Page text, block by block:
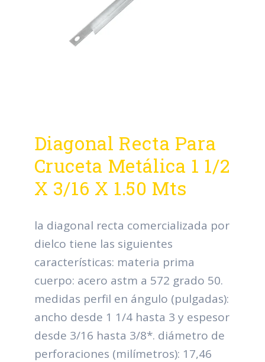
Diagonal Recta Para
Cruceta Metálica 1 1/2
X 3/16 X 1.50 Mts
la diagonal recta comercializada por
dielco tiene las siguientes
características: materia prima
cuerpo: acero astm a 572 grado 50.
medidas perfil en ángulo (pulgadas):
ancho desde 1 1/4 hasta 3 y espesor
desde 3/16 hasta 3/8*. diámetro de
perforaciones (milímetros): 17,46